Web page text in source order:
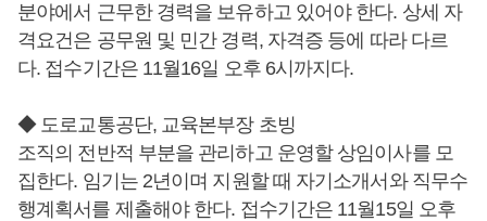
분야에서 근무한 경력을 보유하고 있어야 한다. 상세 자
격요건은 공무원 및 민간 경력, 자격증 등에 따라 다르
다. 접수기간은 11월16일 오후 6시까지다.
◆ 도로교통공단, 교육본부장 초빙
조직의 전반적 부분을 관리하고 운영할 상임이사를 모
집한다. 임기는 2년이며 지원할 때 자기소개서와 직무수
행계획서를 제출해야 한다. 접수기간은 11월15일 오후